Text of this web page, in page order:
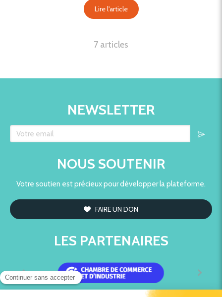
Lire l'article
7 articles
NEWSLETTER
Votre email
NOUS SOUTENIR
Votre soutien est précieux pour développer la plateforme.
FAIRE UN DON
LES PARTENAIRES